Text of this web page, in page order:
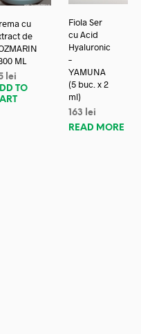
cu
de
ML
lei
TO
Fiola Ser
cu Acid
Hyaluronic
–
YAMUNA
(5 buc. x 2
ml)
163
lei
READ MORE